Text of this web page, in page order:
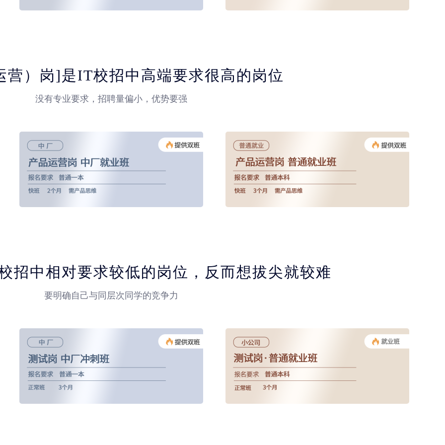
营）岗]是IT校招中高端要求很高的岗位
没有专业要求，招聘量偏小，优势要强
招中相对要求较低的岗位，反而想拔尖就较难
要明确自己与同层次同学的竞争力